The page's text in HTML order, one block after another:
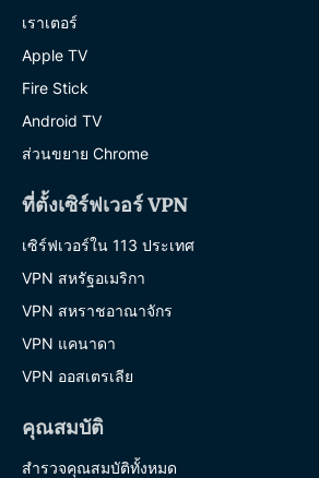
เราเตอร์
Apple TV
Fire Stick
Android TV
ส่วนขยาย Chrome
ที่ตั้งเซิร์ฟเวอร์ VPN
เซิร์ฟเวอร์ใน 113 ประเทศ
VPN สหรัฐอเมริกา
VPN สหราชอาณาจักร
VPN แคนาดา
VPN ออสเตรเลีย
คุณสมบัติ
สำรวจคุณสมบัติทั้งหมด